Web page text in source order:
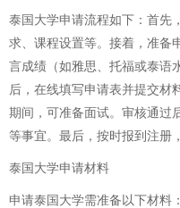
泰国大学申请流程如下：首先
求、课程设置等。接着，准备
言成绩（如雅思、托福或泰语
后，在线填写申请表并提交材
期间，可准备面试。审核通过
等事宜。最后，按时报到注册
泰国大学申请材料
申请泰国大学需准备以下材料